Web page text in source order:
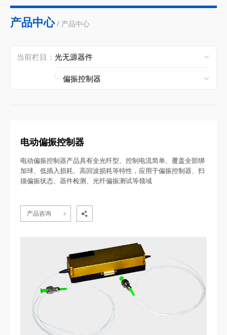
产品中心 / 产品中心
当前栏目：
电动偏振控制器
电动偏振控制器产品具有全光纤型、控制电流简单、覆盖全部绑
加球、低插入损耗、高回波损耗等特性，应用于偏振控制器、扫
描偏振状态、器件检测、光纤偏振测试等领域
产品咨询